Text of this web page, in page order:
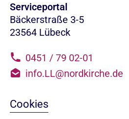
Serviceportal
Bäckerstraße 3-5
23564 Lübeck
0451 / 79 02-01
info.LL@nordkirche.de
Cookies